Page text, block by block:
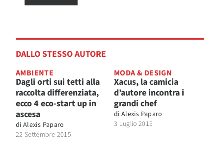
DALLO STESSO AUTORE
AMBIENTE
Dagli orti sui tetti alla
raccolta differenziata,
ecco 4 eco-start up in
ascesa
di Alexis Paparo
22 Settembre 2015
MODA & DESIGN
Xacus, la camicia
d’autore incontra i
grandi chef
di Alexis Paparo
3 Luglio 2015